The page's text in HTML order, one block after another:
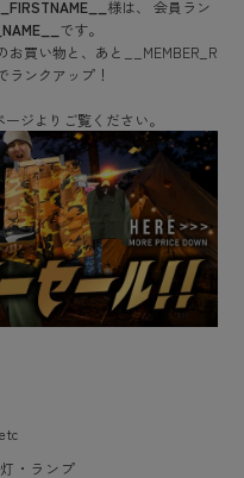
様は、
会員ラン
です。
お買い物と、あと
__MEMBER_R
ランクアップ！
ジよりご覧ください。
・ランプ